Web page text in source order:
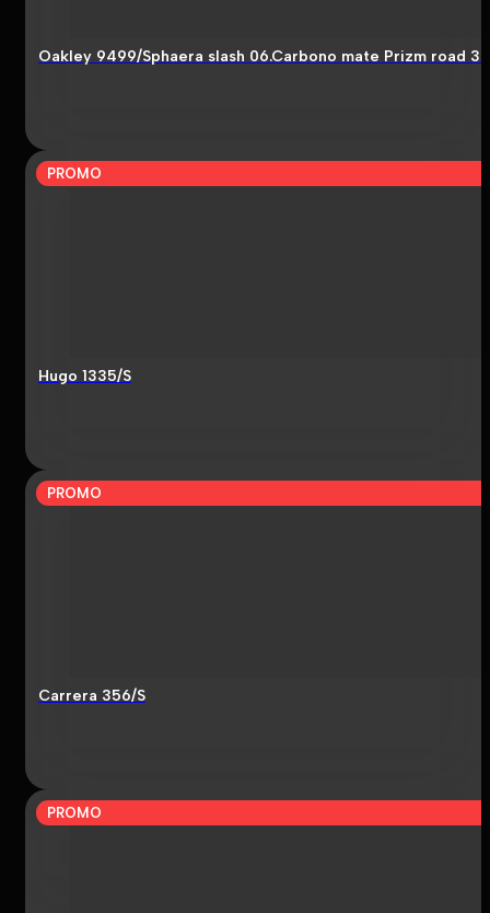
Oakley 9499/Sphaera slash 06.Carbono mate Prizm road
PROMO
Hugo 1335/S
PROMO
Carrera 356/S
PROMO